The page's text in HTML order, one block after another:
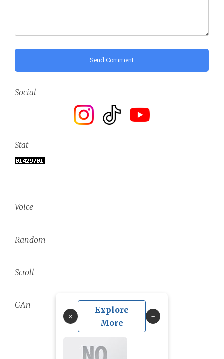
Send Comment
Social
Stat
Voice
Random
×
Explore
More
Scroll
GAn